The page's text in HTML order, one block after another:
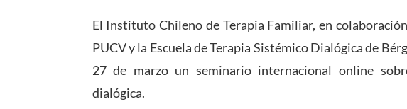
El Instituto Chileno de Terapia Familiar, en
PUCV y la Escuela de Terapia Sistémico Dialógica de
27 de marzo un seminario internacional online
dialógica.